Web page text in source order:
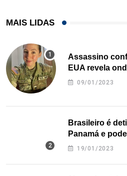
MAIS LIDAS
Assassino
EUA revela
09/01/2023
Brasileiro é
Panamá e
nos EUA
19/01/2023